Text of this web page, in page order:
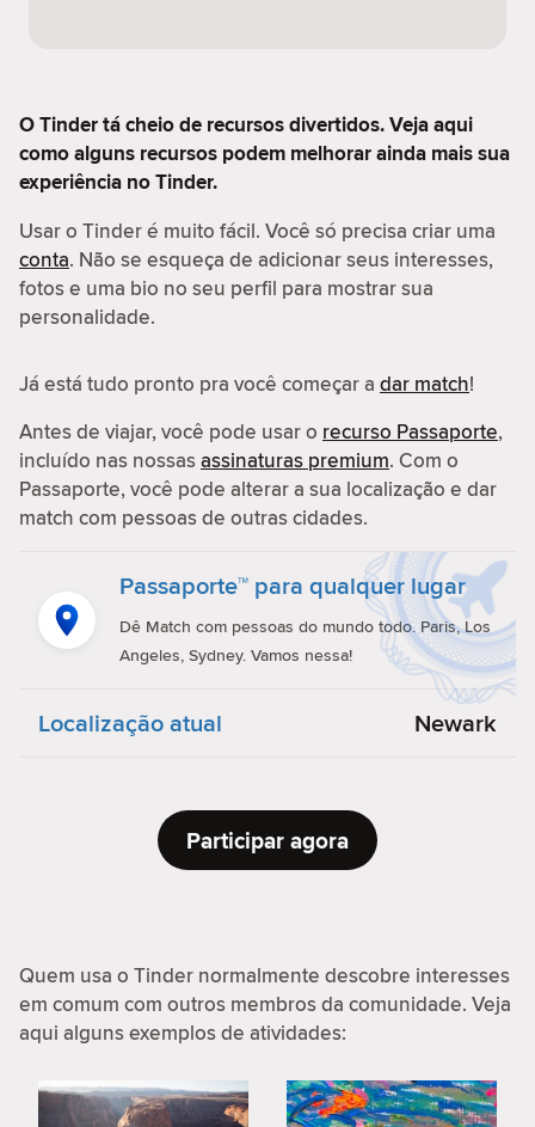
O Tinder tá cheio de recursos divertidos. Veja aqui
como alguns recursos podem melhorar ainda mais sua
experiência no Tinder.
Usar o Tinder é muito fácil. Você só precisa criar uma
conta. Não se esqueça de adicionar seus interesses,
fotos e uma bio no seu perfil para mostrar sua
personalidade.
Já está tudo pronto pra você começar a dar match!
Antes de viajar, você pode usar o recurso Passaporte,
incluído nas nossasassinaturas premium. Com o
Passaporte, você pode alterar a sua localização e dar
match com pessoas de outras cidades.
Passaporte™ para qualquer lugar
Dê Match com pessoas do mundo todo. Paris, Los
Angeles, Sydney. Vamos nessa!
Localização atual Newark
Participar agora
Quem usa o Tinder normalmente descobre interesses
em comum com outros membros da comunidade. Veja
aqui alguns exemplos de atividades: